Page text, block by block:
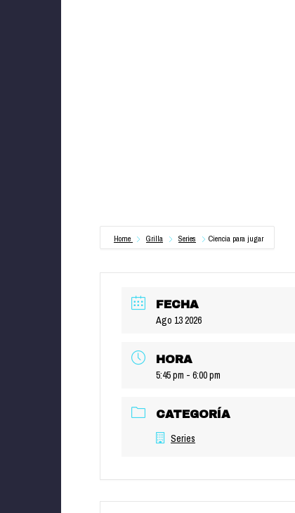
Home Grilla Series Ciencia para jugar
FECHA
Ago 13 2026
HORA
5:45 pm - 6:00 pm
CATEGORÍA
Series